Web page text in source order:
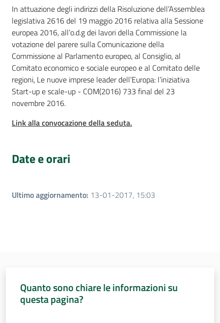
Cos'è
In attuazione degli indirizzi della Risoluzione dell’Assemblea
legislativa 2616 del 19 maggio 2016 relativa alla Sessione
europea 2016, all’o.d.g dei lavori della Commissione la
votazione del parere sulla Comunicazione della
Commissione al Parlamento europeo, al Consiglio, al
Comitato economico e sociale europeo e al Comitato delle
regioni, Le nuove imprese leader dell’Europa: l’iniziativa
Start-up e scale-up - COM(2016) 733 final del 23
novembre 2016.
Link alla convocazione della seduta.
Date e orari
Ultimo aggiornamento: 13-01-2017, 15:03
Quanto sono chiare le informazioni su
questa pagina?